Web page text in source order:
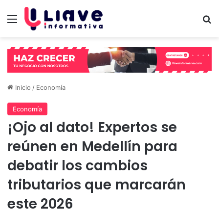
Menú
Inicio / Economía
Economía
¡Ojo al dato! Expertos se
reúnen en Medellín para
debatir los cambios
tributarios que marcarán
este 2026